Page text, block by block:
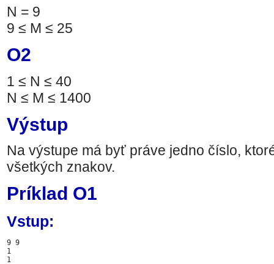
N = 9
9 ≤ M ≤ 25
O2
1 ≤ N ≤ 40
N ≤ M ≤ 1400
Výstup
Na výstupe má byť práve jedno číslo,
všetkých znakov.
Príklad O1
Vstup:
9 9
1
1